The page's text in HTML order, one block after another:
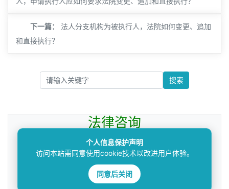
下一篇：
法人分支机构为被执行人，法院如何变更、追加
和直接执行？
搜索
法律咨询
————受人之托，忠人之事————
个人信息保护声明
访问本站需同意使用cookie技术以改进用户体验。
同意后关闭